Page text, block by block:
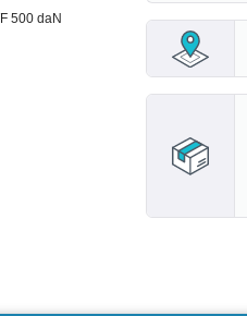
500 daN